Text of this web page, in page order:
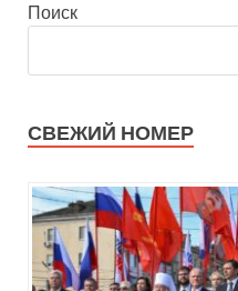
Поиск
СВЕЖИЙ НОМЕР